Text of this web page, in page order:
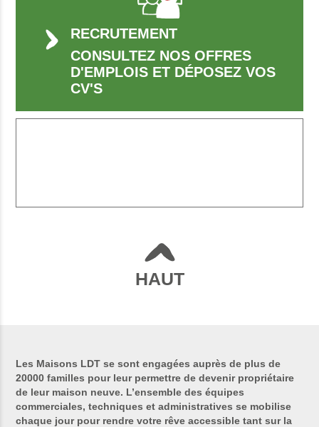
RECRUTEMENT
CONSULTEZ NOS OFFRES
D'EMPLOIS ET DÉPOSEZ VOS
CV'S
HAUT
Les Maisons LDT se sont engagées auprès de plus de
20000 familles pour leur permettre de devenir propriétaire
de leur maison neuve. L’ensemble des équipes
commerciales, techniques et administratives se mobilise
chaque jour pour rendre votre rêve accessible tant sur la